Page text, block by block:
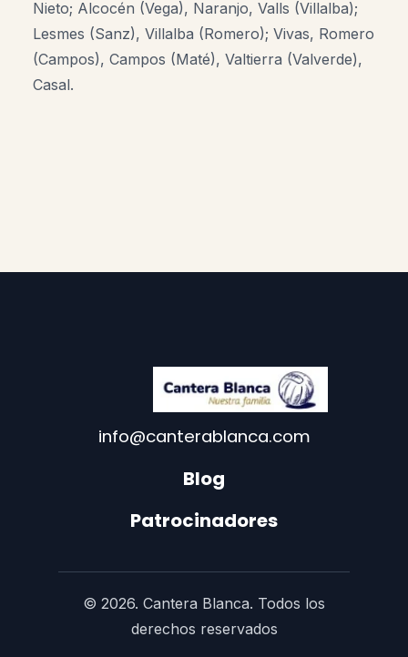
Nieto; Alcocén (Vega), Naranjo, Valls (Villalba);
Lesmes (Sanz), Villalba (Romero); Vivas, Romero
(Campos), Campos (Maté), Valtierra (Valverde),
Casal.
info@canterablanca.com
Blog
Patrocinadores
© 2026. Cantera Blanca. Todos los
derechos reservados